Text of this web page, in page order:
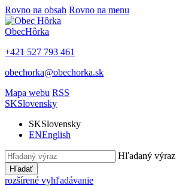
Rovno na obsah Rovno na menu
ObecHôrka
+421 527 793 461
obechorka@obechorka.sk
Mapa webu RSS
SKSlovensky
SKSlovensky
ENEnglish
Hľadaný výraz
Hľadať
rozšírené vyhľadávanie